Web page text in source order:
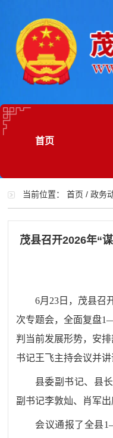
首页
当前位置：首页 /政务
茂县召开2026年“
6月23日，茂县召
次专题会，全面复盘
判当前发展形势，安
书记王飞主持会议并讲
县委副书记、县
副书记李敦灿、肖军出
会议通报了全县